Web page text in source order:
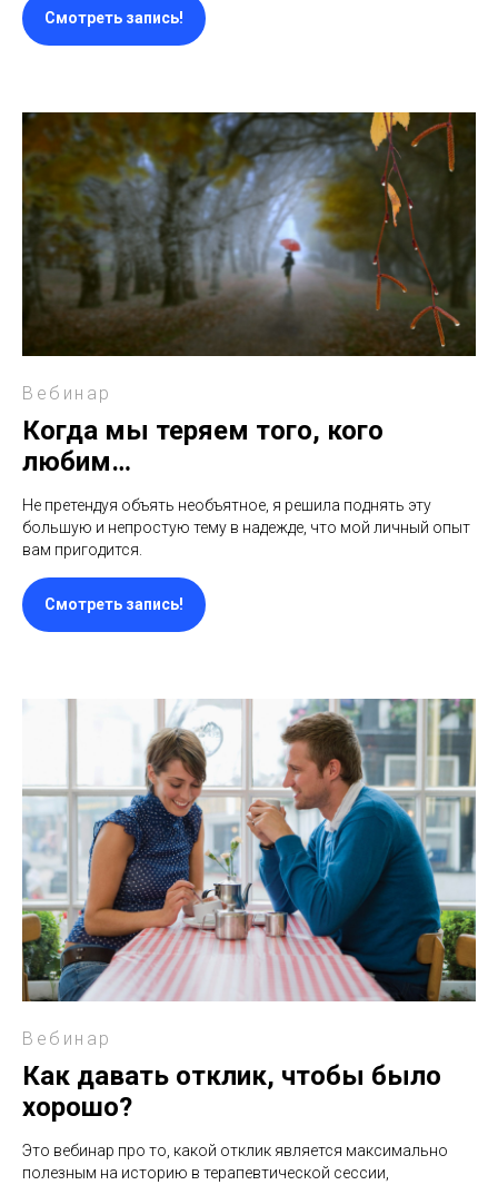
Смотреть запись!
Вебинар
Когда мы теряем того, кого
любим…
Не претендуя объять необъятное, я решила поднять эту
большую и непростую тему в надежде, что мой личный опыт
вам пригодится.
Смотреть запись!
Вебинар
Как давать отклик, чтобы было
хорошо?
Это вебинар про то, какой отклик является максимально
полезным на историю в терапевтической сессии,